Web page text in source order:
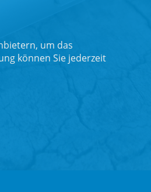
um das
können Sie jederzeit